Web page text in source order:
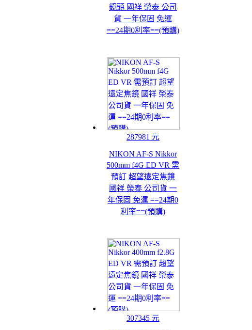
鏡頭 國祥 榮泰 公司
貨 一年保固 免運
==24期0利率==(預購)
287981 元
NIKON AF-S Nikkor
500mm f4G ED VR 需
預訂 超望遠定焦鏡
國祥 榮泰 公司貨 一
年保固 免運 ==24期0
利率==(預購)
307345 元